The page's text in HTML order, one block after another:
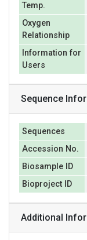
Temp.
Oxygen
Relationship
Information for
Users
Sequence
Sequences
Accession No.
Biosample ID
Bioproject ID
Additional